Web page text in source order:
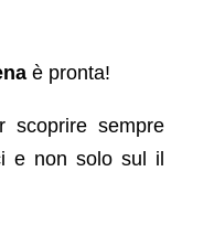
è pronta!
scoprire sempre
e non solo sul il